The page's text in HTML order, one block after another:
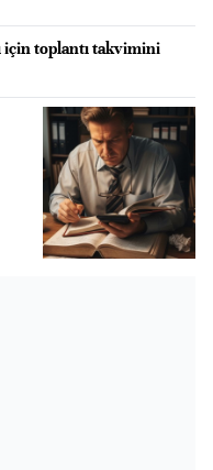
için toplantı takvimini